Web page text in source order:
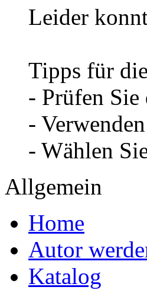
Leider
Tipps für
- Prüfen Sie
-
- Wählen
Allgemein
Home
Autor
Katalog